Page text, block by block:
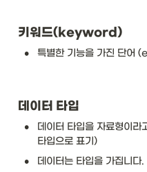
키워드(keyword)
• 특별한 기능을 가진 단
데이터 타입
•
데이터 타입을 자료형이라
타입으로 표기)
• 데이터는 타입을 가집니다.